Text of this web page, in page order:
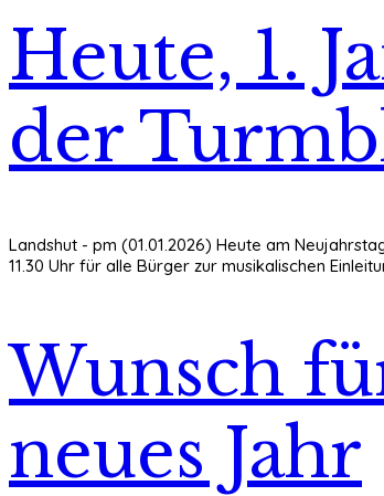
Heute, 1.
der
Landshut - pm (01.01.2026) Heute am
11.30 Uhr für alle Bürger zur musikalischen
Wunsch
neues Jahr